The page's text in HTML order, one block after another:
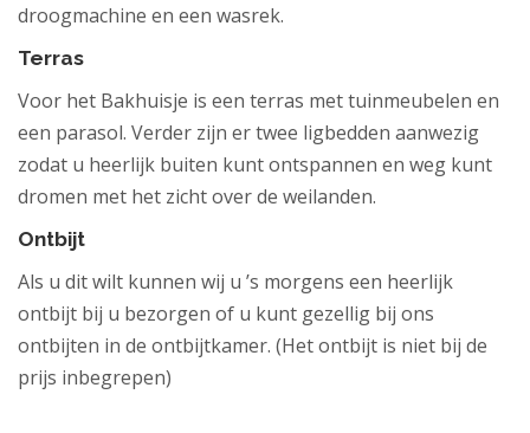
droogmachine en een wasrek.
Terras
Voor het Bakhuisje is een terras met tuinmeubelen en
een parasol. Verder zijn er twee ligbedden aanwezig
zodat u heerlijk buiten kunt ontspannen en weg kunt
dromen met het zicht over de weilanden.
Ontbijt
Als u dit wilt kunnen wij u ’s morgens een heerlijk
ontbijt bij u bezorgen of u kunt gezellig bij ons
ontbijten in de ontbijtkamer. (Het ontbijt is niet bij de
prijs inbegrepen)